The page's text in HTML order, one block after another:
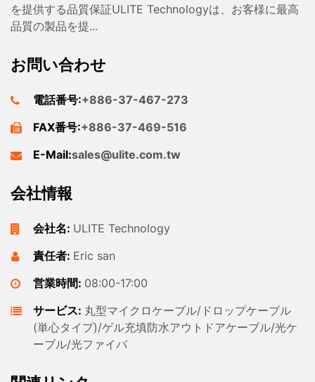
を提供する品質保証ULITE Technologyは、お客様に最高
品質の製品を提...
お問い合わせ
電話番号:+886-37-467-273
FAX番号:+886-37-469-516
E-Mail:sales@ulite.com.tw
会社情報
会社名: ULITE Technology
責任者: Eric san
営業時間: 08:00-17:00
サービス: 丸型マイクロケーブル/ドロップケーブル
(単心タイプ)/ゲル充填防水アウトドアケーブル/光ケ
ーブル/光ファイバ